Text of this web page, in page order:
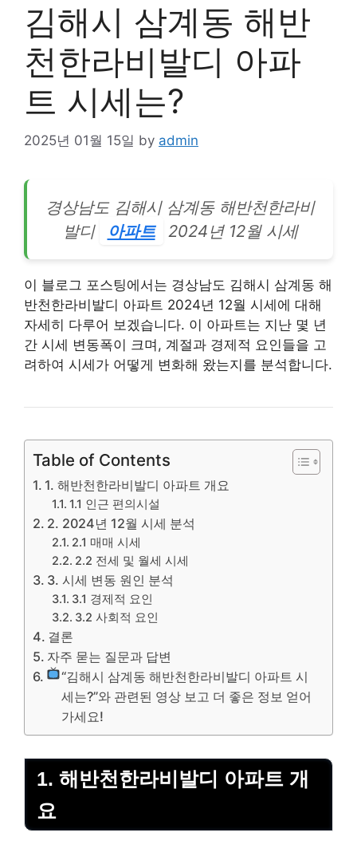
김해시 삼계동 해반
천한라비발디 아파
트 시세는?
2025년 01월 15일 by admin
경상남도 김해시 삼계동 해반천한라비
발디
아파트 2024년 12월 시세
이 블로그 포스팅에서는 경상남도 김해시 삼계동 해
반천한라비발디 아파트 2024년 12월 시세에 대해
자세히 다루어 보겠습니다. 이 아파트는 지난 몇 년
간 시세 변동폭이 크며, 계절과 경제적 요인들을 고
려하여 시세가 어떻게 변화해 왔는지를 분석합니다.
Table of Contents
1. 해반천한라비발디 아파트 개요
1.1 인근 편의시설
2. 2024년 12월 시세 분석
2.1 매매 시세
2.2 전세 및 월세 시세
3. 시세 변동 원인 분석
3.1 경제적 요인
3.2 사회적 요인
결론
자주 묻는 질문과 답변
“김해시 삼계동 해반천한라비발디 아파트 시
세는?”와 관련된 영상 보고 더 좋은 정보 얻어
가세요!
1. 해반천한라비발디 아파트 개
요